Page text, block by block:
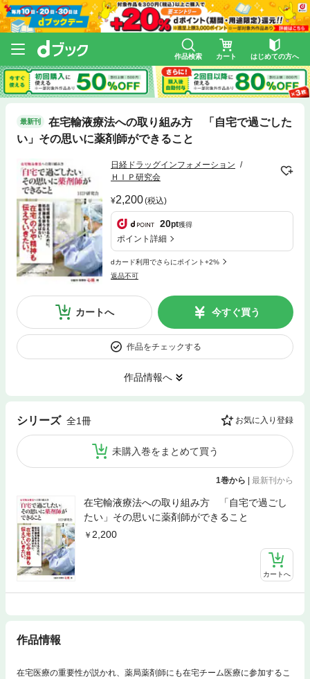
作品検索 カート はじめての方へ
最新刊
在宅輸液療法への取り組み方 「自宅で過ごした
い」その思いに薬剤師ができること
日経ドラッグインフォメーション
ＨＩＰ研究会
2,200(税込)
20pt獲得
ポイント詳細
dカード利用でさらにポイント+2%
返品不可
カートへ 今すぐ買う
作品をチェックする
作品情報へ
シリーズ 全1冊 お気に入り登録
未購入巻をまとめて買う
1巻から 最新刊から
在宅輸液療法への取り組み方 「自宅で過ごし
たい」その思いに薬剤師ができること
2,200
カートへ
作品情報
在宅医療の重要性が説かれ、薬局薬剤師にも在宅チーム医療に参加するこ